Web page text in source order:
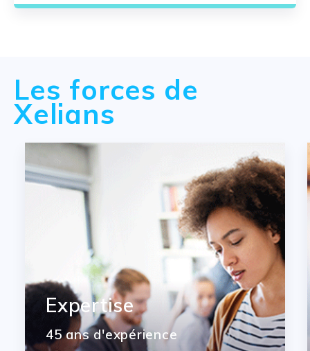
Les forces de
Xelians
Expertise
45 ans d'expérience